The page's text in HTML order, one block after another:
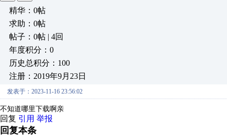
精华：0帖
求助：0帖
帖子：0帖 | 4回
年度积分：0
历史总积分：100
注册：2019年9月23日
发表于：2023-11-16 23:56:02
不知道哪里下载啊亲
回复 引用 举报
回复本条